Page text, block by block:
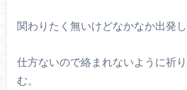
関わりたく無いけどなかなか出発し
仕方ないので絡まれないように祈
む。